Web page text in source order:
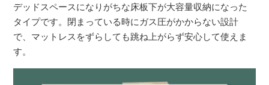
デッドスペースになりがちな床板下が大容量収納になった
タイプです。閉まっている時にガス圧がかからない設計
で、マットレスをずらしても跳ね上がらず安心して使えま
す。